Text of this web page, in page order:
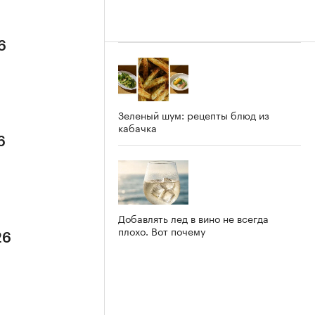
Зеленый шум: рецепты блюд из
кабачка
Добавлять лед в вино не всегда
плохо. Вот почему